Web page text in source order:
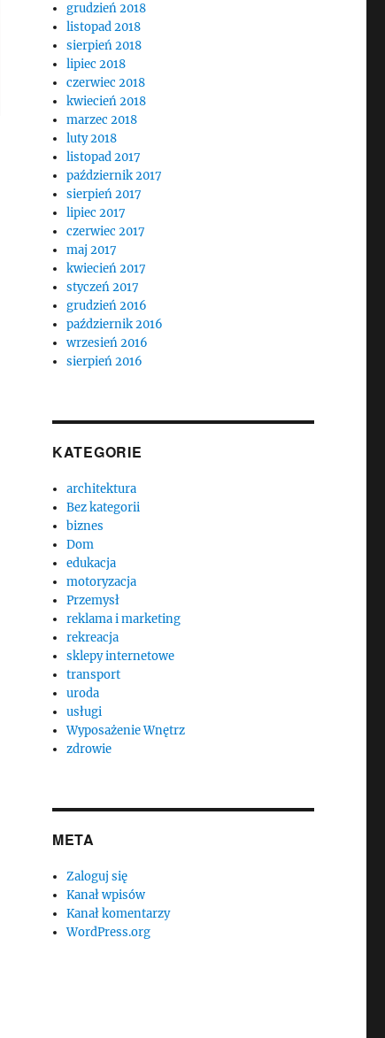
grudzień 2018
listopad 2018
sierpień 2018
lipiec 2018
czerwiec 2018
kwiecień 2018
marzec 2018
luty 2018
listopad 2017
październik 2017
sierpień 2017
lipiec 2017
czerwiec 2017
maj 2017
kwiecień 2017
styczeń 2017
grudzień 2016
październik 2016
wrzesień 2016
sierpień 2016
KATEGORIE
architektura
Bez kategorii
biznes
Dom
edukacja
motoryzacja
Przemysł
reklama i marketing
rekreacja
sklepy internetowe
transport
uroda
usługi
Wyposażenie Wnętrz
zdrowie
META
Zaloguj się
Kanał wpisów
Kanał komentarzy
WordPress.org